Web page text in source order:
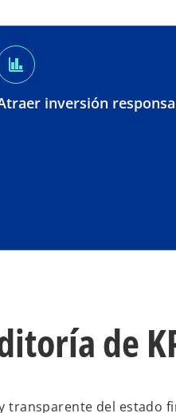
finance
inversión
de
transparente del estado